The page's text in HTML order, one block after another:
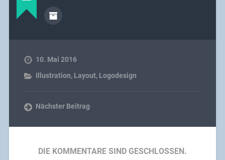
10. Mai 2016
Illustration, Layout, Logodesign
Nächster Beitrag
DIE KOMMENTARE SIND GESCHLOSSEN.